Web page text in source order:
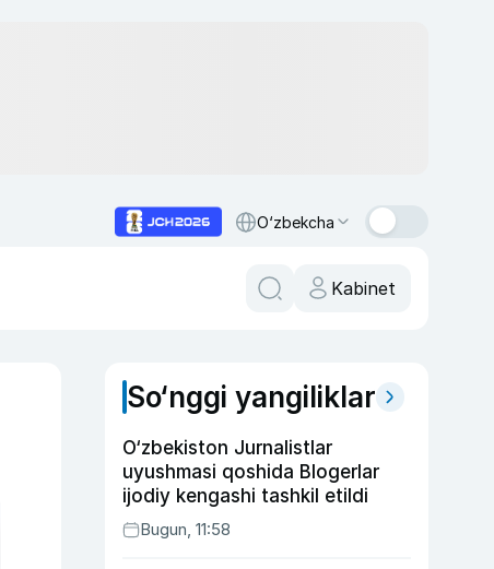
O‘zbekcha
Kabinet
So‘nggi yangiliklar
O‘zbekiston Jurnalistlar
uyushmasi qoshida Blogerlar
ijodiy kengashi tashkil etildi
Bugun, 11:58